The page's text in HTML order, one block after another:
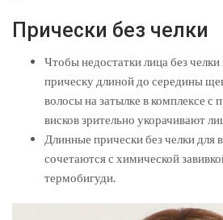
Прически без челки
Чтобы недостатки лица без
прическу длиной до середины
волосы на затылке в комплексе
висков зрительно укорачивают
Длинные прически без челки для
сочетаются с химической
термобигуди.